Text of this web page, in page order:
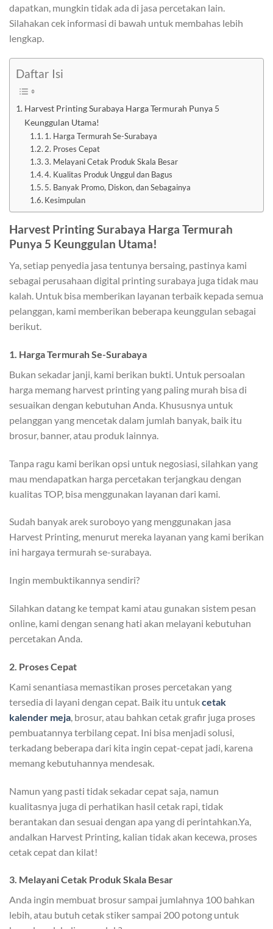
dapatkan, mungkin tidak ada di jasa percetakan lain.
Silahakan cek informasi di bawah untuk membahas lebih
lengkap.
Daftar Isi
Harvest Printing Surabaya Harga Termurah Punya 5
Keunggulan Utama!
1. Harga Termurah Se-Surabaya
2. Proses Cepat
3. Melayani Cetak Produk Skala Besar
4. Kualitas Produk Unggul dan Bagus
5. Banyak Promo, Diskon, dan Sebagainya
Kesimpulan
Harvest Printing Surabaya Harga Termurah
Punya 5 Keunggulan Utama!
Ya, setiap penyedia jasa tentunya bersaing, pastinya kami
sebagai perusahaan digital printing surabaya juga tidak mau
kalah. Untuk bisa memberikan layanan terbaik kepada semua
pelanggan, kami memberikan beberapa keunggulan sebagai
berikut.
1. Harga Termurah Se-Surabaya
Bukan sekadar janji, kami berikan bukti. Untuk persoalan
harga memang harvest printing yang paling murah bisa di
sesuaikan dengan kebutuhan Anda. Khususnya untuk
pelanggan yang mencetak dalam jumlah banyak, baik itu
brosur, banner, atau produk lainnya.
Tanpa ragu kami berikan opsi untuk negosiasi, silahkan yang
mau mendapatkan harga percetakan terjangkau dengan
kualitas TOP, bisa menggunakan layanan dari kami.
Sudah banyak arek suroboyo yang menggunakan jasa
Harvest Printing, menurut mereka layanan yang kami berikan
ini hargaya termurah se-surabaya.
Ingin membuktikannya sendiri?
Silahkan datang ke tempat kami atau gunakan sistem pesan
online, kami dengan senang hati akan melayani kebutuhan
percetakan Anda.
2. Proses Cepat
Kami senantiasa memastikan proses percetakan yang
tersedia di layani dengan cepat. Baik itu untukcetak
kalender meja, brosur, atau bahkan cetak grafir juga proses
pembuatannya terbilang cepat. Ini bisa menjadi solusi,
terkadang beberapa dari kita ingin cepat-cepat jadi, karena
memang kebutuhannya mendesak.
Namun yang pasti tidak sekadar cepat saja, namun
kualitasnya juga di perhatikan hasil cetak rapi, tidak
berantakan dan sesuai dengan apa yang di perintahkan.Ya,
andalkan Harvest Printing, kalian tidak akan kecewa, proses
cetak cepat dan kilat!
3. Melayani Cetak Produk Skala Besar
Anda ingin membuat brosur sampai jumlahnya 100 bahkan
lebih, atau butuh cetak stiker sampai 200 potong untuk